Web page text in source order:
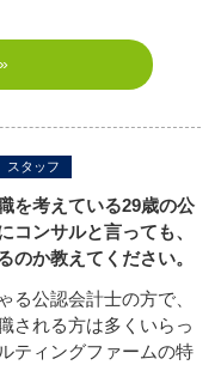
スタッフ
を考えている29歳の公
コンサルと言っても、
のか教えてください。
る公認会計士の方で、
される方は多くいらっ
ティングファームの特